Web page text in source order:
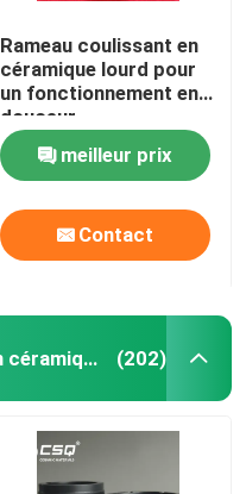
Rameau coulissant en
céramique lourd pour
un fonctionnement en
douceur
meilleur prix
Contact
Incidence de glissement en céramique (202)